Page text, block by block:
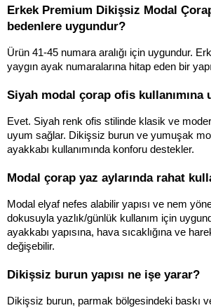
Erkek Premium Dikişsiz Modal
bedenlere uygundur?
Ürün 41-45 numara aralığı için uygundur.
yaygın ayak numaralarına hitap eden bir
Siyah modal çorap ofis kullanımına
Evet. Siyah renk ofis stilinde klasik ve
uyum sağlar. Dikişsiz burun ve yumuşak
ayakkabı kullanımında konforu destekler.
Modal çorap yaz aylarında rahat
Modal elyaf nefes alabilir yapısı ve nem
dokusuyla yazlık/günlük kullanım için
ayakkabı yapısına, hava sıcaklığına ve
değişebilir.
Dikişsiz burun yapısı ne işe yarar?
Dikişsiz burun, parmak bölgesindeki baskı